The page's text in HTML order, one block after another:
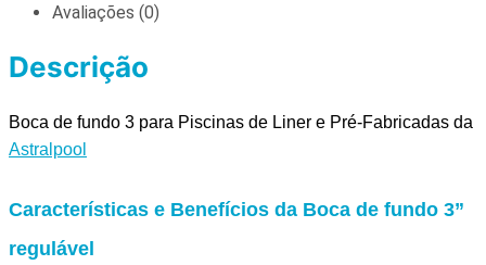
Avaliações (0)
Descrição
Boca de fundo 3 para Piscinas de Liner e Pré-Fabricadas da
Astralpool
Características e Benefícios da Boca de fundo 3”
regulável